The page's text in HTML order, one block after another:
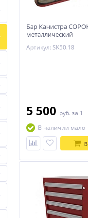
Бар Канистра
металлический
Артикул: SK50.18
5 500 руб. за 1
В наличии мало